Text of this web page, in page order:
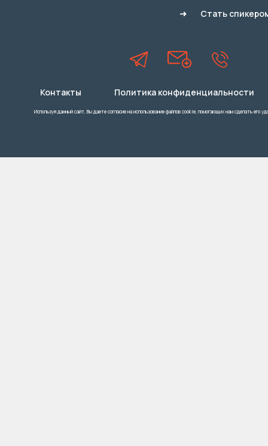
Стать
Контакты Политика конфиденциальности
Используя данный сайт, Вы даете согласие на использование файлов cookie, помогающих нам сделать его